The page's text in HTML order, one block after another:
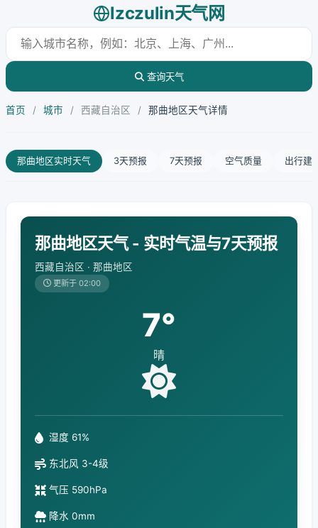
lzczulin天气网
查询天气
首页 / 城市 / 西藏自治区 / 那曲地区天气详情
那曲地区实时天气 3天预报 7天预报 空气质量 出行建
那曲地区天气 - 实时气温与7天预报
西藏自治区 · 那曲地区
更新于 02:00
7°
晴
湿度 61%
东北风 3-4级
气压 590hPa
降水 0mm